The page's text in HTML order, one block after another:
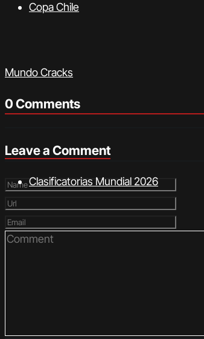
Mundo Cracks
0 Comments
Leave a Comment
Clasificatorias Mundial 2026
Copa Chile